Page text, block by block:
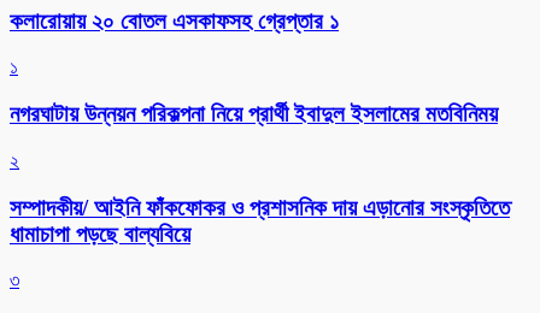
কলারোয়ায় ২০ বোতল এসকাফসহ গ্রেপ্তার ১
১
নগরঘাটায় উন্নয়ন পরিকল্পনা নিয়ে প্রার্থী ইবাদুল ইসলামের মতবিনিময়
২
সম্পাদকীয়/ আইনি ফাঁকফোকর ও প্রশাসনিক দায় এড়ানোর সংস্কৃতিতে
ধামাচাপা পড়ছে বাল্যবিয়ে
৩